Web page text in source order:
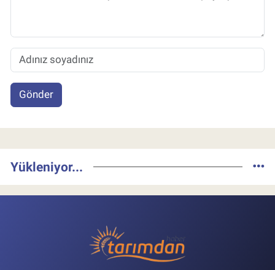
Gönder
Yükleniyor...